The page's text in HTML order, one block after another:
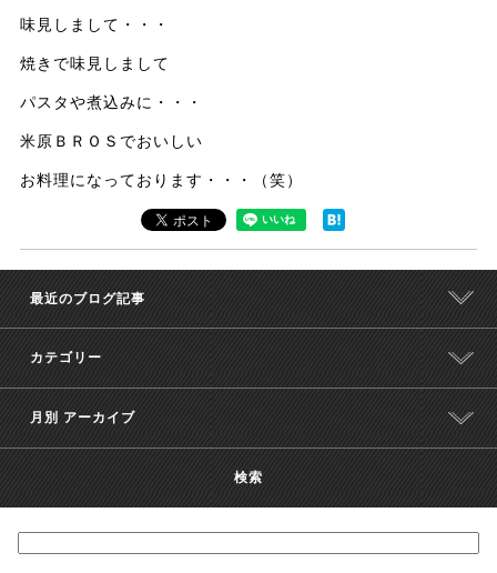
味見しまして・・・
焼きで味見しまして
パスタや煮込みに・・・
米原ＢＲＯＳでおいしい
お料理になっております・・・（笑）
最近のブログ記事
カテゴリー
月別 アーカイブ
検索